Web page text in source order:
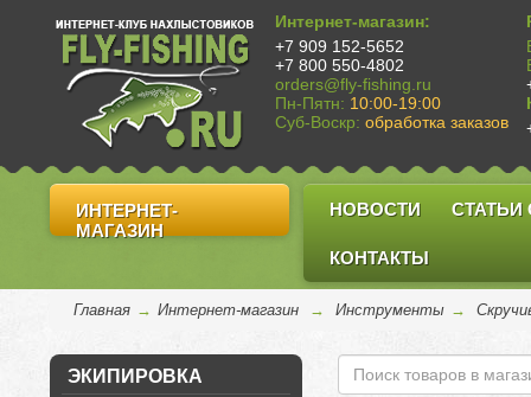
Интернет-магазин:
+7 909 152-5652
+7 800 550-4802
orders@fly-fishing.ru
Пн-Пятн: 10:00-19:00
Суб-Воскр: обработка заказов
ИНТЕРНЕТ-
МАГАЗИН
НОВОСТИ СТАТЬИ
КОНТАКТЫ
Главная → Интернет-магазин → Инструменты →
ЭКИПИРОВКА